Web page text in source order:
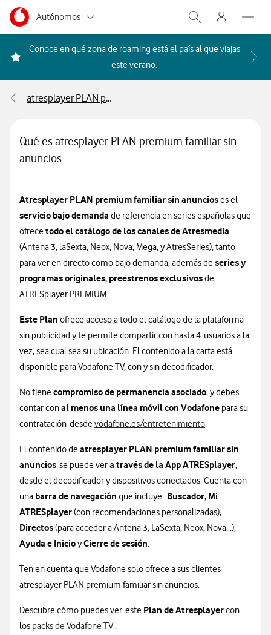
Ir a la pagina principal de vodafone.es
Menu navegación Segmento
Autónomos
Pymes
Abrir buscador.
Menu
Abre
Conoce en qué zona de roaming está el país al que viajas
este verano. Acceder a la FAQ Qué
atresplayer PLAN premium familiar sin anuncios
Qué es atresplayer PLAN premium familiar sin
anuncios
Atresplayer PLAN premium familiar sin anuncioses el
servicio bajo demanda de referencia en series españolas que
ofrecetodo el catálogo de los canales de Atresmedia
(Antena 3, laSexta, Neox, Nova, Mega, y AtresSeries), tanto
para ver en directo como bajo demanda, además deseries y
programas originales, preestrenos exclusivosde
ATRESplayer PREMIUM.
Este Plan ofrece acceso a todo el catálogo de la plataforma
sin publicidad y te permite compartir con hasta 4 usuarios a la
vez, sea cual sea su ubicación. El contenido a la carta está
disponible para Vodafone TV, con y sin decodificador.
No tienecompromiso de permanencia asociado, y debes
contar conal menos una línea móvil con Vodafone para su
contratación desdevodafone.es/entretenimiento.
El contenido deatresplayer PLAN premium familiar sin
anuncios se puede vera través de la App ATRESplayer,
desde el decodificador y dispositivos conectados. Cuenta con
una barra de navegación que incluye: Buscador, Mi
ATRESplayer(con recomendaciones personalizadas),
Directos(para acceder a Antena 3, LaSexta, Neox, Nova...),
Ayuda e InicioyCierre de sesión.
Ten en cuenta que Vodafone solo ofrece a sus clientes
atresplayer PLAN premium familiar sin anuncios.
Descubre cómo puedes ver este Plan de Atresplayercon
los packs de Vodafone TVInformación sobre packs de tv
.